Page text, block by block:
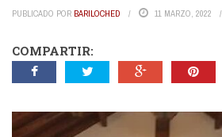
PUBLICADO POR BARILOCHED 11 MARZO, 2022
COMPARTIR: